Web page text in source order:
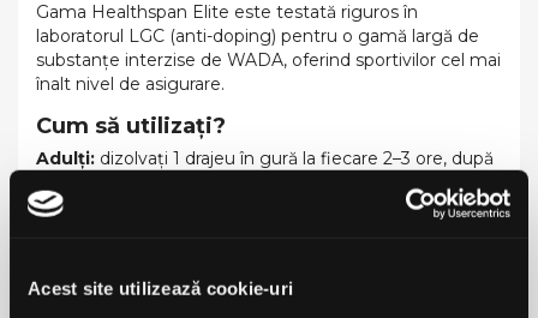
Acest site utilizează cookie-uri
Gama Healthspan Elite este testată riguros în
laboratorul LGC (anti-doping) pentru o gamă largă de
substanțe interzise de WADA, oferind sportivilor cel mai
înalt nivel de asigurare.
Cum să utilizați?
Adulți: dizolvați 1 drajeu în gură la fiecare 2–3 ore, după
nevoie, până la maximum 9 drajeuri pe zi, sau conform
recomandării nutriționistului.
Atenționări:Dacă luați medicație sau aveți condiții